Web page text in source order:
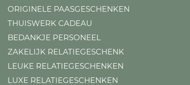
ORIGINELE PAASGESCHENKEN
THUISWERK CADEAU
BEDANKJE PERSONEEL
ZAKELIJK RELATIEGESCHENK
LEUKE RELATIEGESCHENKEN
LUXE RELATIEGESCHENKEN